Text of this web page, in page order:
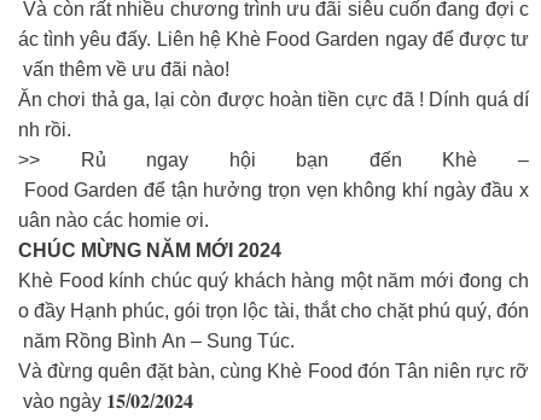
Và còn rất nhiều chương trình ưu đãi siêu cuốn đang đợi c
ác tình yêu đấy. Liên hệ Khè Food Garden ngay để được tư
vấn thêm về ưu đãi nào!
Ăn chơi thả ga, lại còn được hoàn tiền cực đã ! Dính quá dí
nh rồi.
>> Rủ ngay hội bạn đến Khè –
Food Garden để tận hưởng trọn vẹn không khí ngày đầu x
uân nào các homie ơi.
CHÚC MỪNG NĂM MỚI 2024
Khè Food kính chúc quý khách hàng một năm mới đong ch
o đầy Hạnh phúc, gói trọn lộc tài, thắt cho chặt phú quý, đón
năm Rồng Bình An – Sung Túc.
Và đừng quên đặt bàn, cùng Khè Food đón Tân niên rực rỡ
vào ngày 𝟏𝟓/𝟎𝟐/𝟐𝟎𝟐𝟒